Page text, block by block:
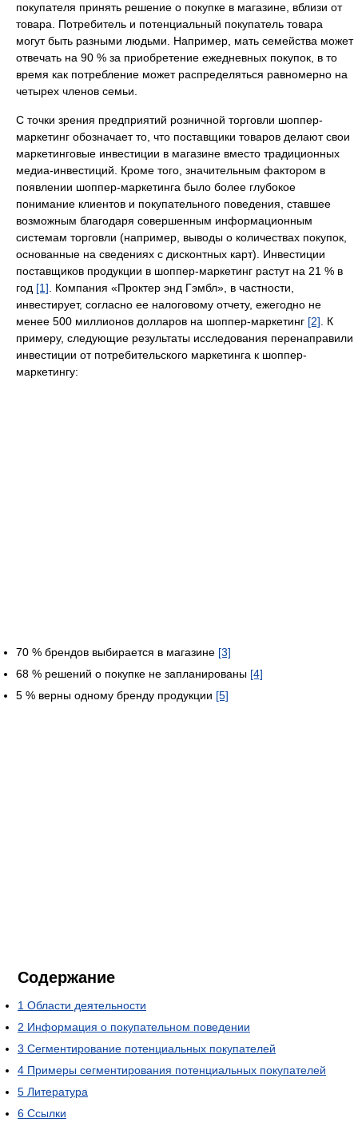
покупателя принять решение о покупке в магазине, вблизи от
товара. Потребитель и потенциальный покупатель товара
могут быть разными людьми. Например, мать семейства может
отвечать на 90 % за приобретение ежедневных покупок, в то
время как потребление может распределяться равномерно на
четырех членов семьи.
С точки зрения предприятий розничной торговли шоппер-
маркетинг обозначает то, что поставщики товаров делают свои
маркетинговые инвестиции в магазине вместо традиционных
медиа-инвестиций. Кроме того, значительным фактором в
появлении шоппер-маркетинга было более глубокое
понимание клиентов и покупательного поведения, ставшее
возможным благодаря совершенным информационным
системам торговли (например, выводы о количествах покупок,
основанные на сведениях с дисконтных карт). Инвестиции
поставщиков продукции в шоппер-маркетинг растут на 21 % в
год [1] . Компания «Проктер энд Гэмбл», в частности,
инвестирует, согласно ее налоговому отчету, ежегодно не
менее 500 миллионов долларов на шоппер-маркетинг [2] . К
примеру, следующие результаты исследования перенаправили
инвестиции от потребительского маркетинга к шоппер-
маркетингу:
70 % брендов выбирается в магазине [3]
68 % решений о покупке не запланированы [4]
5 % верны одному бренду продукции [5]
Содержание
1 Области деятельности
2 Информация о покупательном поведении
3 Сегментирование потенциальных покупателей
4 Примеры сегментирования потенциальных покупателей
5 Литература
6 Ссылки